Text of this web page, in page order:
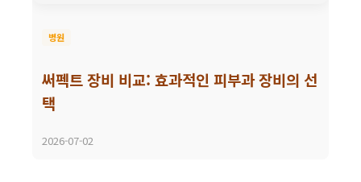
병원
써펙트 장비 비교: 효과적인 피부과 장비의 선
택
2026-07-02